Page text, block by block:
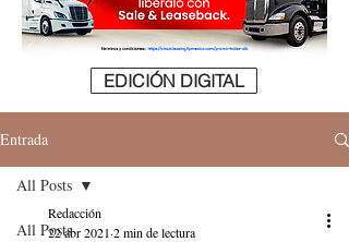
EDICIÓN DIGITAL
Entrada
All Posts
All Posts
Redacción
22 abr 2021 2 min de lectura